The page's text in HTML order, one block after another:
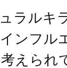
ラルキ
ンフル
えられ